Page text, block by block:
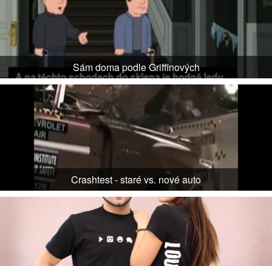
Sám doma podle Griffinových
Crashtest - staré vs. nové auto